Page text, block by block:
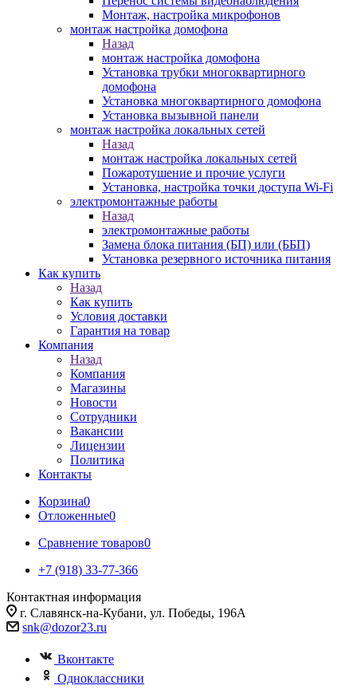
Монтаж, настройка микрофонов
монтаж настройка домофона
Назад
монтаж настройка домофона
Установка трубки многоквартирного
домофона
Установка многоквартирного домофона
Установка вызывной панели
монтаж настройка локальных сетей
Назад
монтаж настройка локальных сетей
Пожаротушение и прочие услуги
Установка, настройка точки доступа Wi-Fi
электромонтажные работы
Назад
электромонтажные работы
Замена блока питания (БП) или (ББП)
Установка резервного источника питания
Как купить
Назад
Как купить
Условия доставки
Гарантия на товар
Компания
Назад
Компания
Магазины
Новости
Сотрудники
Вакансии
Лицензии
Политика
Контакты
Корзина0
Отложенные0
Сравнение товаров0
+7 (918) 33-77-366
Контактная информация
г. Славянск-на-Кубани, ул. Победы, 196А
snk@dozor23.ru
Вконтакте
Одноклассники